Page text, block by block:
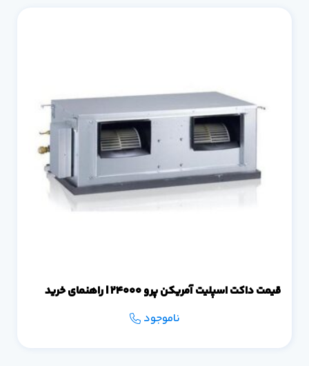
قیمت داکت اسپلیت آمریکن پرو 24000 | راهنمای خرید
ناموجود